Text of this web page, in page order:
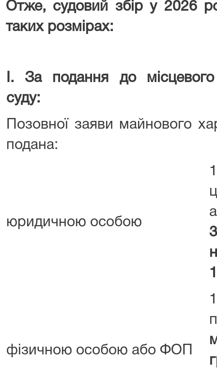
Отже, судовий збір у 2026
таких розмірах:
I. За подання до місцевого
суду:
Позовної заяви майнового
подана:
юридичною особою
фізичною особою або ФОП